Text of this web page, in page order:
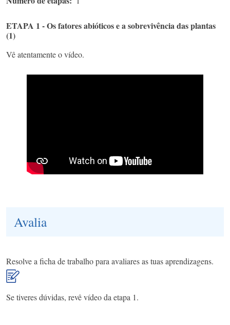
ETAPA 1 - Os fatores abióticos e a sobrevivência das plantas
(1)
Vê atentamente o vídeo.
Avalia
Resolve a ficha de trabalho para avaliares as tuas aprendizagens.
Se tiveres dúvidas, revê vídeo da etapa 1.